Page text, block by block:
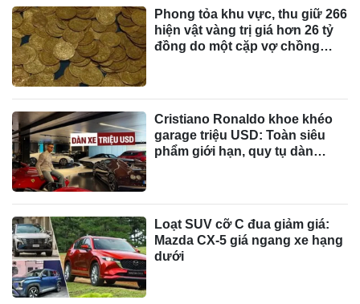
Phong tỏa khu vực, thu giữ 266
hiện vật vàng trị giá hơn 26 tỷ
đồng do một cặp vợ chồng
Cristiano Ronaldo khoe khéo
garage triệu USD: Toàn siêu
phẩm giới hạn, quy tụ dàn
Loạt SUV cỡ C đua giảm giá:
Mazda CX-5 giá ngang xe hạng
dưới